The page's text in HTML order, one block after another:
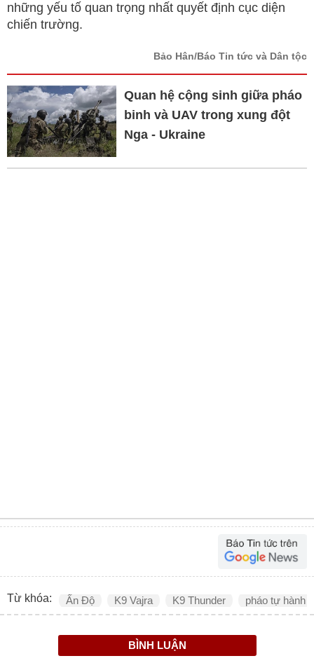
những yếu tố quan trọng nhất quyết định cục diện
chiến trường.
Bảo Hân/Báo Tin tức và Dân tộc
Quan hệ cộng sinh giữa pháo
binh và UAV trong xung đột
Nga - Ukraine
Từ khóa: Ấn Độ K9 Vajra K9 Thunder pháo tự hành
BÌNH LUẬN